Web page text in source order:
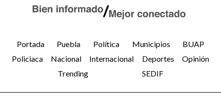
Portada Puebla Política Municipios
BUAP
Policiaca
Nacional Internacional Deportes
Opinión
Trending
SEDIF